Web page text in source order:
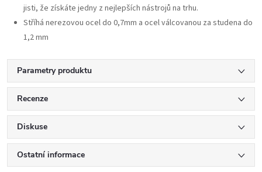
jisti, že získáte jedny z nejlepších nástrojů na trhu.
Stříhá nerezovou ocel do 0,7mm a ocel válcovanou za studena do
1,2 mm
Parametry produktu
Recenze
Diskuse
Ostatní informace